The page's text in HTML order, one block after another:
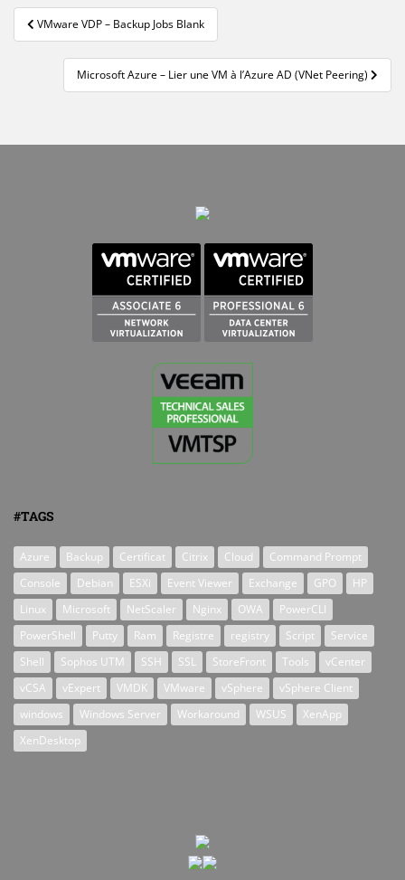
Navigation
de
l’article
VMware VDP – Backup Jobs Blank
Microsoft Azure – Lier une VM à l’Azure AD (VNet Peering)
#TAGS
Azure Backup Certificat Citrix Cloud
Command Prompt
Console
Debian ESXi Event Viewer Exchange GPO
HP
Linux
Microsoft NetScaler Nginx OWA
PowerCLI
PowerShell
Putty Ram Registre registry Script
Service
Shell
Sophos UTM SSH SSL StoreFront Tools
vCenter
vCSA
vExpert VMDK VMware vSphere
vSphere Client
windows
Windows Server Workaround WSUS
XenApp
XenDesktop